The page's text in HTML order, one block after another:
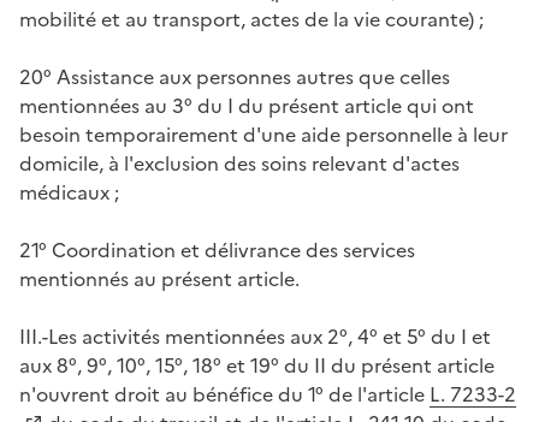
mobilité et au transport, actes de la vie courante) ;
20° Assistance aux personnes autres que celles
mentionnées au 3° du I du présent article qui ont
besoin temporairement d'une aide personnelle à leur
domicile, à l'exclusion des soins relevant d'actes
médicaux ;
21° Coordination et délivrance des services
mentionnés au présent article.
III.-Les activités mentionnées aux 2°, 4° et 5° du I et
aux 8°, 9°, 10°, 15°, 18° et 19° du II du présent article
n'ouvrent droit au bénéfice du 1° de l'article L. 7233-2